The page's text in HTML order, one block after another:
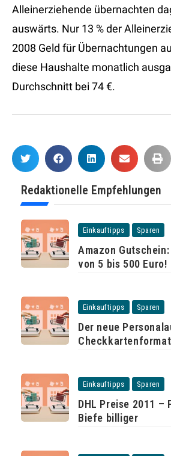
Alleinerziehende übernachten
auswärts. Nur 13 % der
2008 Geld für Übernachtungen
diese Haushalte monatlich
Durchschnitt bei 74 €.
Redaktionelle Empfehlungen
Einkauftipps Sparen
Amazon
von 5 bis 500 Euro!
Einkauftipps Sparen
Der neue
Checkkartenformat
Einkauftipps Sparen
DHL Preise 2011 –
Biefe billiger